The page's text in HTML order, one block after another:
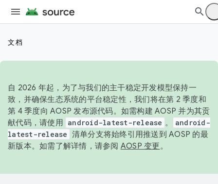
文档
自 2026 年起，为了与我们的主干稳定开发模型保持一
致，并确保生态系统的平台稳定性，我们将在第 2 季度和
第 4 季度向 AOSP 发布源代码。如需构建 AOSP 并为其贡
献代码，请使用 android-latest-release 。
android-
latest-release 清单分支将始终引用推送到 AOSP 的最
新版本。如需了解详情，请参阅 AOSP 变更。